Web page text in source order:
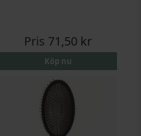
Pris 71,50 kr
Köp nu